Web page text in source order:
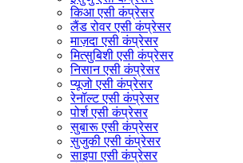
किआ एसी कंप्रेसर
लैंड रोवर एसी कंप्रेसर
माज़दा एसी कंप्रेसर
मित्सुबिशी एसी कंप्रेसर
निसान एसी कंप्रेसर
प्यूजो एसी कंप्रेसर
रेनॉल्ट एसी कंप्रेसर
पोर्श एसी कंप्रेसर
सुबारू एसी कंप्रेसर
सुजुकी एसी कंप्रेसर
साइपा एसी कंप्रेसर